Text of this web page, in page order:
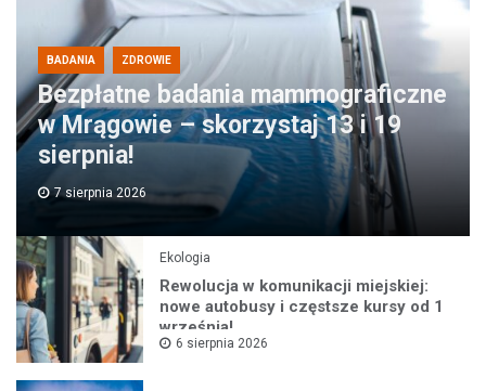
BADANIA ZDROWIE
Bezpłatne badania mammograficzne
w Mrągowie – skorzystaj 13 i 19
sierpnia!
7 sierpnia 2026
Ekologia
Rewolucja w komunikacji miejskiej:
nowe autobusy i częstsze kursy od 1
września!
6 sierpnia 2026